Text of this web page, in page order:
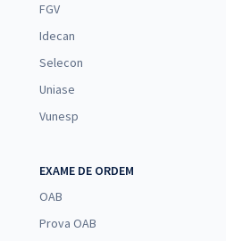
FGV
Idecan
Selecon
Uniase
Vunesp
EXAME DE ORDEM
OAB
Prova OAB